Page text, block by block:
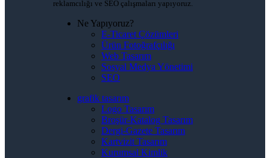
reklamcılığı ve SEO çalışmaları yapıyoruz.
Ne Yapıyoruz?
E-Ticaret Çözümleri
Ürün Fotoğrafçılığı
Web Tasarım
Sosyal Medya Yönetimi
SEO
grafik tasarım
Logo Tasarım
Broşür-Katalog Tasarım
Dergi-Gazete Tasarım
Kartvizit Tasarım
Kurumsal Kimlik